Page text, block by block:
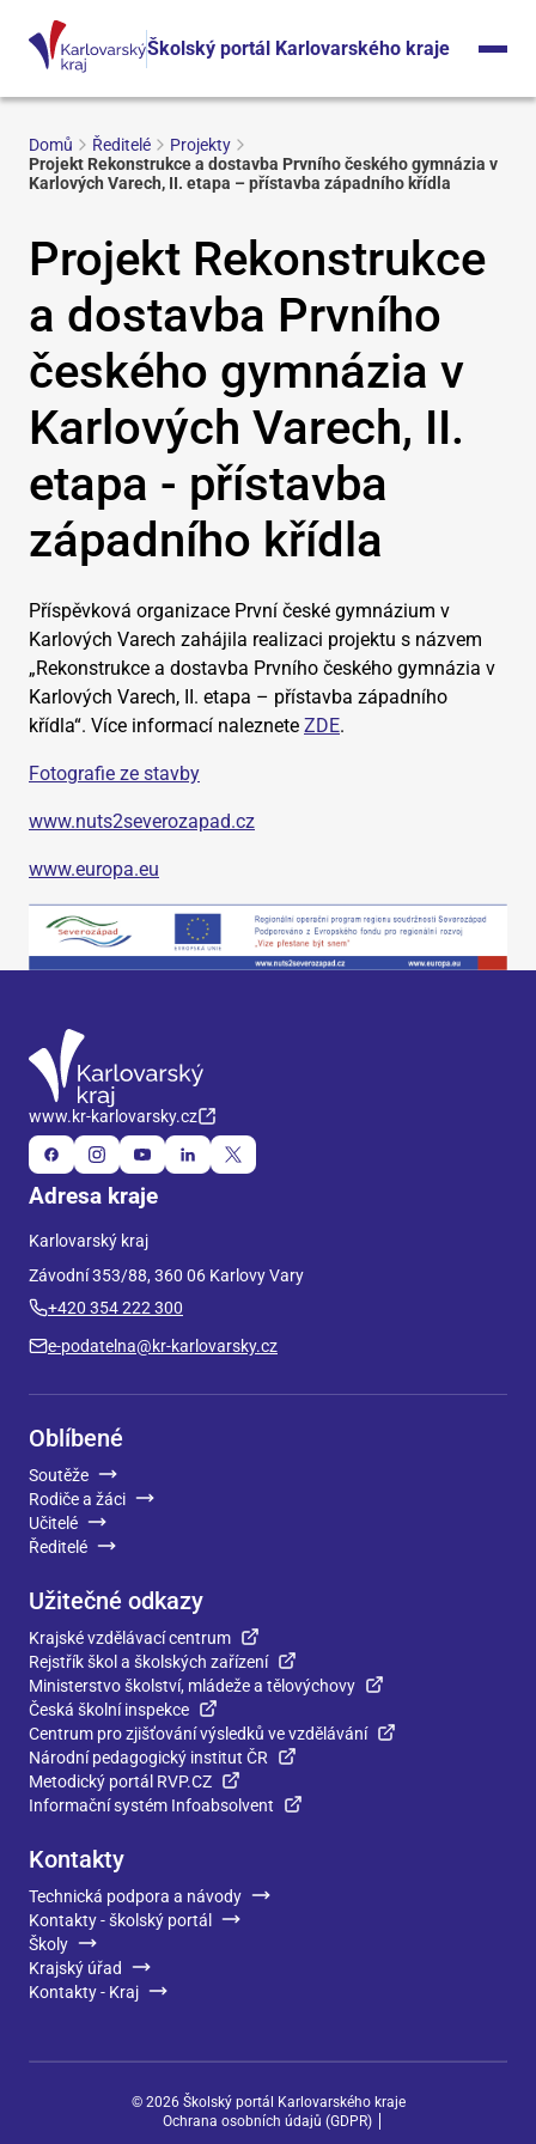
Školský portál Karlovarského kraje
Domů Ředitelé
Projekty
Projekt Rekonstrukce a dostavba Prvního českého gymnázia v
Karlových Varech, II. etapa – přístavba západního křídla
Projekt Rekonstrukce
a dostavba Prvního
českého gymnázia v
Karlových Varech, II.
etapa - přístavba
západního křídla
​Příspěvková organizace První české gymnázium v
Karlových Varech zahájila realizaci projektu s názvem
„Rekonstrukce a dostavba Prvního českého gymnázia v
Karlových Varech, II. etapa – přístavba západního
křídla“. Více informací naleznete ZDE.
Fotografie ze stavby
www.nuts2severozapad.cz
www.europa.eu
www.kr-karlovarsky.cz
Adresa kraje
Karlovarský kraj
Závodní 353/88, 360 06 Karlovy Vary
+420 354 222 300
e-podatelna@kr-karlovarsky.cz
Oblíbené
Soutěže
Rodiče a žáci
Učitelé
Ředitelé
Užitečné odkazy
Krajské vzdělávací centrum
Rejstřík škol a školských zařízení
Ministerstvo školství, mládeže a tělovýchovy
Česká školní inspekce
Centrum pro zjišťování výsledků ve vzdělávání
Národní pedagogický institut ČR
Metodický portál RVP.CZ
Informační systém Infoabsolvent
Kontakty
Technická podpora a návody
Kontakty - školský portál
Školy
Krajský úřad
Kontakty - Kraj
© 2026 Školský portál Karlovarského kraje
Ochrana osobních údajů (GDPR)